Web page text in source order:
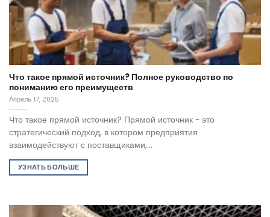
Что такое прямой источник? Полное руководство по
пониманию его преимуществ
Апрель 17, 2025
Что такое прямой источник? Прямой источник - это
стратегический подход, в котором предприятия
взаимодействуют с поставщиками,...
УЗНАТЬ БОЛЬШЕ